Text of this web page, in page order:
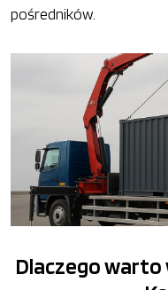
pośredników.
Dlaczego